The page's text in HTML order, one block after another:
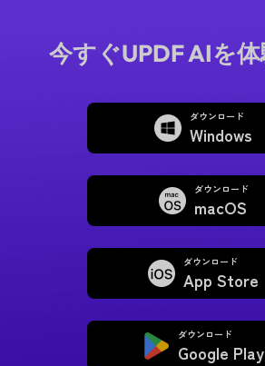
今すぐUPDF AIを
ダウンロード
Windows
ダウンロード
macOS
ダウンロード
App Store
ダウンロード
Google Play